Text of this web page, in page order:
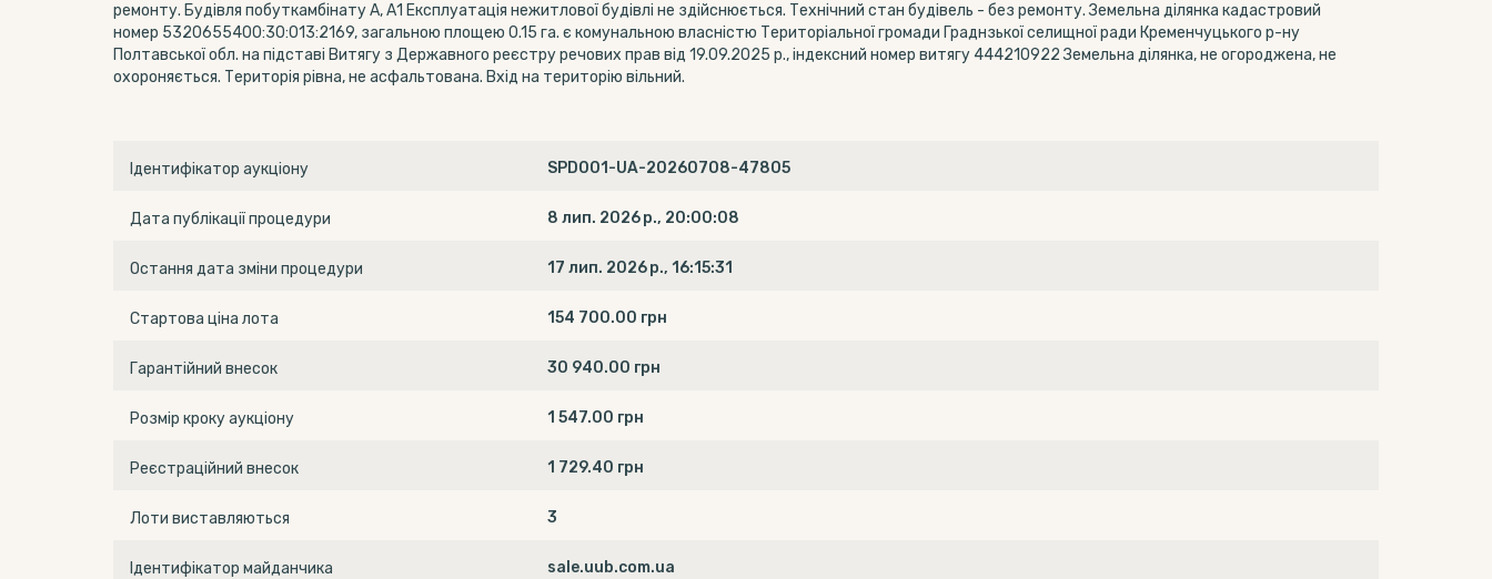
ремонту. Будівля побуткамбінату А, А1 Експлуатація нежитлової будівлі не здійснюється. Технічний стан будівель - без ремонту. Земельна ділянка кадастровий
номер 5320655400:30:013:2169, загальною площею 0.15 га. є комунальною власністю Територіальної громади Граднзької селищної ради Кременчуцького р-ну
Полтавської обл. на підставі Витягу з Державного реєстру речових прав від 19.09.2025 р., індексний номер витягу 444210922 Земельна ділянка, не огороджена, не
охороняється. Територія рівна, не асфальтована. Вхід на територію вільний.
Ідентифікатор аукціону SPD001-UA-20260708-47805
Дата публікації процедури 8 лип. 2026 р., 20:00:08
Остання дата зміни процедури 17 лип. 2026 р., 16:15:31
Стартова ціна лота 154 700.00 грн
Гарантійний внесок 30 940.00 грн
Розмір кроку аукціону 1 547.00 грн
Реєстраційний внесок 1 729.40 грн
Лоти виставляються 3
Ідентифікатор майданчика sale.uub.com.ua